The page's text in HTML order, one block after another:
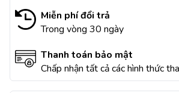
Miễn phí đổi trả
Trong vòng 30 ngày
Thanh toán bảo mật
Chấp nhận tất cả các hình thức